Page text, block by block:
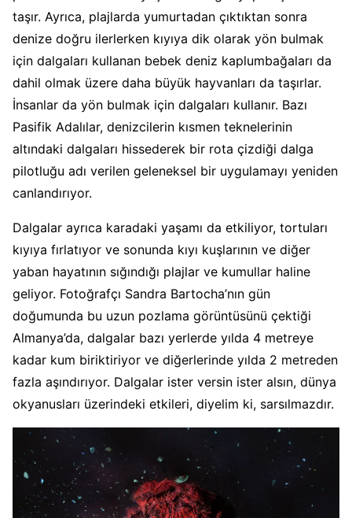
taşır. Ayrıca, plajlarda yumurtadan çıktıktan sonra
denize doğru ilerlerken kıyıya dik olarak yön bulmak
için dalgaları kullanan bebek deniz kaplumbağaları da
dahil olmak üzere daha büyük hayvanları da taşırlar.
İnsanlar da yön bulmak için dalgaları kullanır. Bazı
Pasifik Adalılar, denizcilerin kısmen teknelerinin
altındaki dalgaları hissederek bir rota çizdiği dalga
pilotluğu adı verilen geleneksel bir uygulamayı yeniden
canlandırıyor.
Dalgalar ayrıca karadaki yaşamı da etkiliyor, tortuları
kıyıya fırlatıyor ve sonunda kıyı kuşlarının ve diğer
yaban hayatının sığındığı plajlar ve kumullar haline
geliyor. Fotoğrafçı Sandra Bartocha’nın gün
doğumunda bu uzun pozlama görüntüsünü çektiği
Almanya’da, dalgalar bazı yerlerde yılda 4 metreye
kadar kum biriktiriyor ve diğerlerinde yılda 2 metreden
fazla aşındırıyor. Dalgalar ister versin ister alsın, dünya
okyanusları üzerindeki etkileri, diyelim ki, sarsılmazdır.